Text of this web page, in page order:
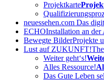
Projektkarte
neuessehen.com Das
ECHOInstallation an der
Bewegte BilderProjekte
Lust auf ZUKUNFT!
Weiter geht‘s!
Alles Ressource!
Das Gute Leben